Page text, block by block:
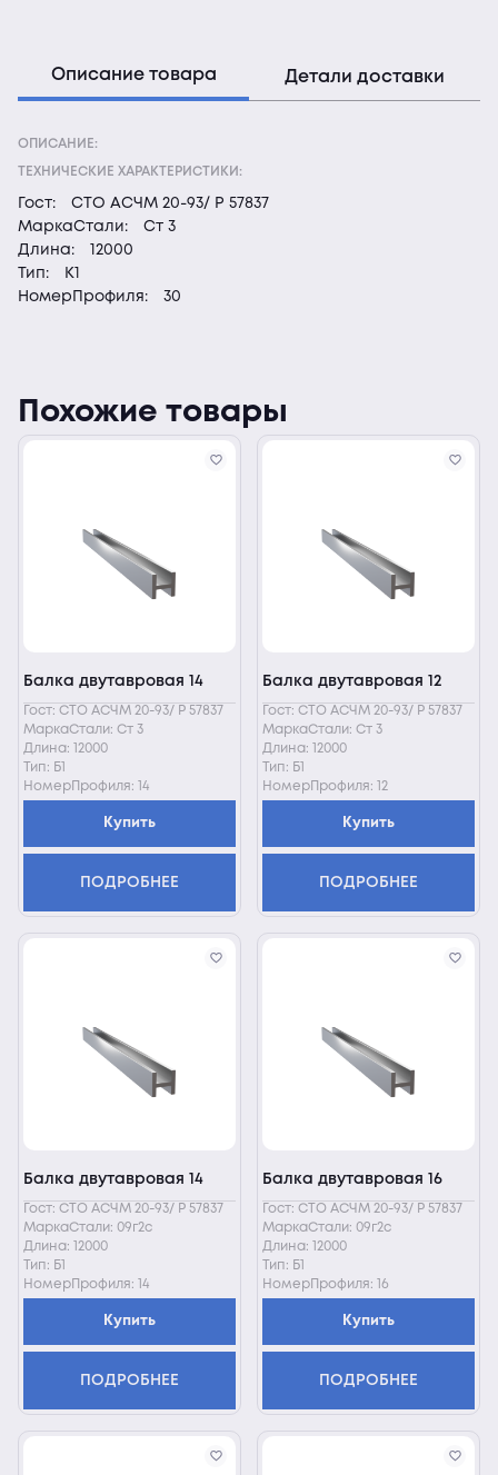
Описание товара Детали доставки
ОПИСАНИЕ:
ТЕХНИЧЕСКИЕ ХАРАКТЕРИСТИКИ:
Гост:
СТО АСЧМ 20-93/ Р 57837
МаркаСтали:
Ст 3
Длина:
12000
Тип:
К1
НомерПрофиля:
30
Похожие товары
Балка двутавровая 14
Гост: СТО АСЧМ 20-93/ Р 57837
МаркаСтали: Ст 3
Длина: 12000
Тип: Б1
НомерПрофиля: 14
Купить
ПОДРОБНЕЕ
Балка двутавровая 12
Гост: СТО АСЧМ 20-93/ Р 57837
МаркаСтали: Ст 3
Длина: 12000
Тип: Б1
НомерПрофиля: 12
Купить
ПОДРОБНЕЕ
Балка двутавровая 14
Гост: СТО АСЧМ 20-93/ Р 57837
МаркаСтали: 09г2с
Длина: 12000
Тип: Б1
НомерПрофиля: 14
Купить
ПОДРОБНЕЕ
Балка двутавровая 16
Гост: СТО АСЧМ 20-93/ Р 57837
МаркаСтали: 09г2с
Длина: 12000
Тип: Б1
НомерПрофиля: 16
Купить
ПОДРОБНЕЕ